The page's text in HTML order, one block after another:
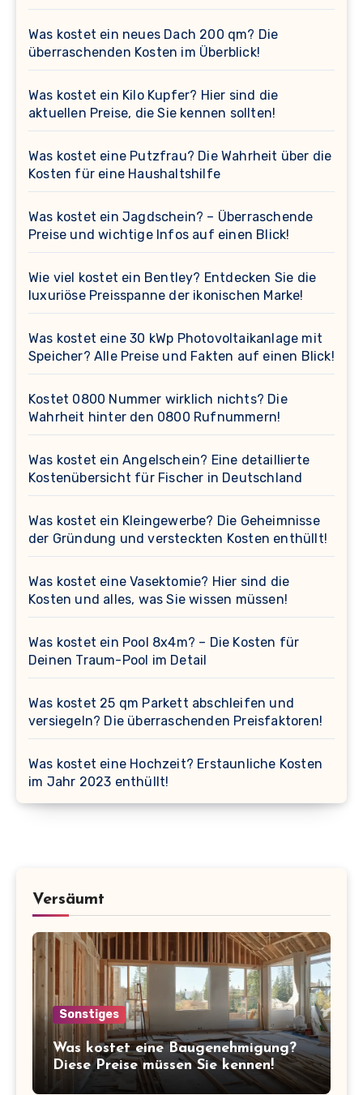
Was kostet ein neues Dach 200 qm? Die
überraschenden Kosten im Überblick!
Was kostet ein Kilo Kupfer? Hier sind die
aktuellen Preise, die Sie kennen sollten!
Was kostet eine Putzfrau? Die Wahrheit über die
Kosten für eine Haushaltshilfe
Was kostet ein Jagdschein? – Überraschende
Preise und wichtige Infos auf einen Blick!
Wie viel kostet ein Bentley? Entdecken Sie die
luxuriöse Preisspanne der ikonischen Marke!
Was kostet eine 30 kWp Photovoltaikanlage mit
Speicher? Alle Preise und Fakten auf einen Blick!
Kostet 0800 Nummer wirklich nichts? Die
Wahrheit hinter den 0800 Rufnummern!
Was kostet ein Angelschein? Eine detaillierte
Kostenübersicht für Fischer in Deutschland
Was kostet ein Kleingewerbe? Die Geheimnisse
der Gründung und versteckten Kosten enthüllt!
Was kostet eine Vasektomie? Hier sind die
Kosten und alles, was Sie wissen müssen!
Was kostet ein Pool 8x4m? – Die Kosten für
Deinen Traum-Pool im Detail
Was kostet 25 qm Parkett abschleifen und
versiegeln? Die überraschenden Preisfaktoren!
Was kostet eine Hochzeit? Erstaunliche Kosten
im Jahr 2023 enthüllt!
Versäumt
Sonstiges
Was kostet eine Baugenehmigung?
Diese Preise müssen Sie kennen!